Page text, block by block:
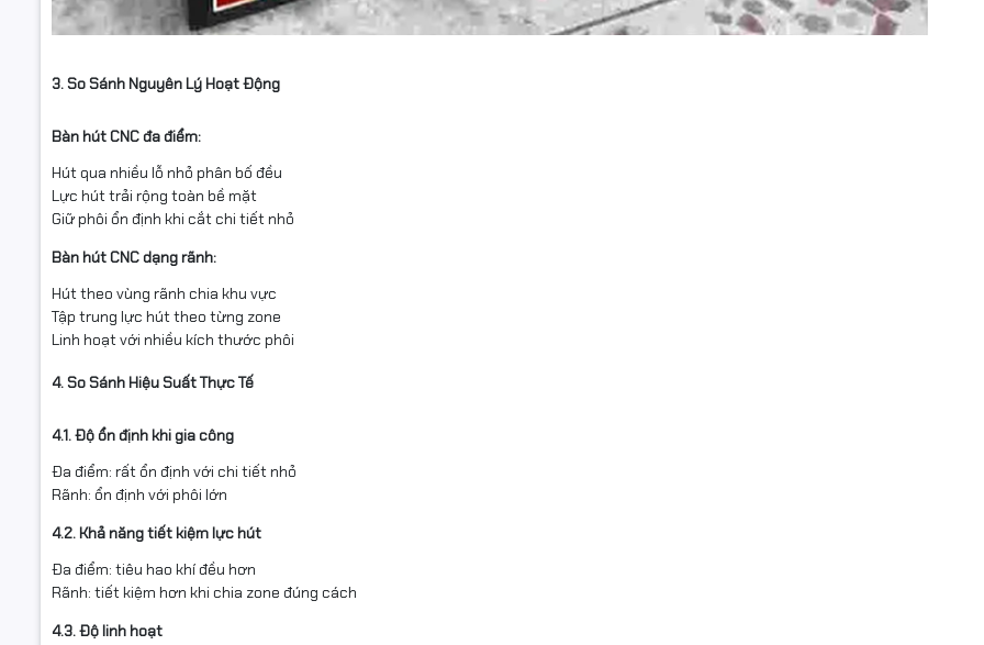
3. So Sánh Nguyên Lý Hoạt Động
Bàn hút CNC đa điểm:
Hút qua nhiều lỗ nhỏ phân bố đều
Lực hút trải rộng toàn bề mặt
Giữ phôi ổn định khi cắt chi tiết nhỏ
Bàn hút CNC dạng rãnh:
Hút theo vùng rãnh chia khu vực
Tập trung lực hút theo từng zone
Linh hoạt với nhiều kích thước phôi
4. So Sánh Hiệu Suất Thực Tế
4.1. Độ ổn định khi gia công
Đa điểm: rất ổn định với chi tiết nhỏ
Rãnh: ổn định với phôi lớn
4.2. Khả năng tiết kiệm lực hút
Đa điểm: tiêu hao khí đều hơn
Rãnh: tiết kiệm hơn khi chia zone đúng cách
4.3. Độ linh hoạt